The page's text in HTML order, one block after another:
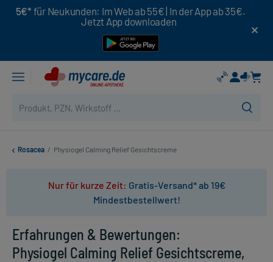
5€* für Neukunden: Im Web ab 55€ | In der App ab 35€.
Jetzt App downloaden
Rosacea / Physiogel Calming Relief Gesichtscreme
Nur für kurze Zeit: Gratis-Versand* ab 19€
Mindestbestellwert!
Erfahrungen & Bewertungen:
Physiogel Calming Relief Gesichtscreme,